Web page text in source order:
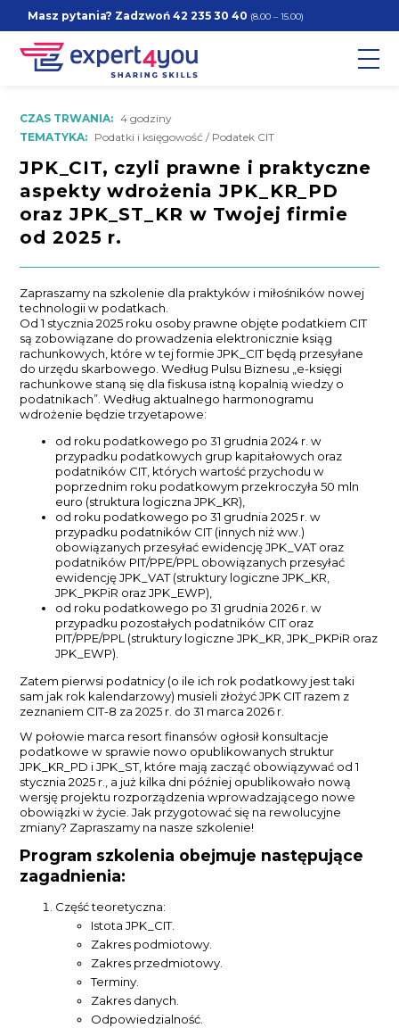
Masz pytania? Zadzwoń42 235 30 40 (8.00 – 15.00)
CZAS TRWANIA: 4 godziny
TEMATYKA: Podatki i księgowość / Podatek CIT
JPK_CIT, czyli prawne i praktyczne
aspekty wdrożenia JPK_KR_PD
oraz JPK_ST_KR w Twojej firmie
od 2025 r.
Zapraszamy na szkolenie dla praktyków i miłośników nowej
technologii w podatkach.
Od 1 stycznia 2025 roku osoby prawne objęte podatkiem CIT
są zobowiązane do prowadzenia elektronicznie ksiąg
rachunkowych, które w tej formie JPK_CIT będą przesyłane
do urzędu skarbowego. Według Pulsu Biznesu „e-księgi
rachunkowe staną się dla fiskusa istną kopalnią wiedzy o
podatnikach”. Według aktualnego harmonogramu
wdrożenie będzie trzyetapowe:
od roku podatkowego po 31 grudnia 2024 r. w
przypadku podatkowych grup kapitałowych oraz
podatników CIT, których wartość przychodu w
poprzednim roku podatkowym przekroczyła 50 mln
euro (struktura logiczna JPK_KR),
od roku podatkowego po 31 grudnia 2025 r. w
przypadku podatników CIT (innych niż ww.)
obowiązanych przesyłać ewidencję JPK_VAT oraz
podatników PIT/PPE/PPL obowiązanych przesyłać
ewidencję JPK_VAT (struktury logiczne JPK_KR,
JPK_PKPiR oraz JPK_EWP),
od roku podatkowego po 31 grudnia 2026 r. w
przypadku pozostałych podatników CIT oraz
PIT/PPE/PPL (struktury logiczne JPK_KR, JPK_PKPiR oraz
JPK_EWP).
Zatem pierwsi podatnicy (o ile ich rok podatkowy jest taki
sam jak rok kalendarzowy) musieli złożyć JPK CIT razem z
zeznaniem CIT-8 za 2025 r. do 31 marca 2026 r.
W połowie marca resort finansów ogłosił konsultacje
podatkowe w sprawie nowo opublikowanych struktur
JPK_KR_PD i JPK_ST, które mają zacząć obowiązywać od 1
stycznia 2025 r., a już kilka dni później opublikowało nową
wersję projektu rozporządzenia wprowadzającego nowe
obowiązki w życie. Jak przygotować się na rewolucyjne
zmiany? Zapraszamy na nasze szkolenie!
Program szkolenia obejmuje następujące
zagadnienia:
Część teoretyczna:
Istota JPK_CIT.
Zakres podmiotowy.
Zakres przedmiotowy.
Terminy.
Zakres danych.
Odpowiedzialność.